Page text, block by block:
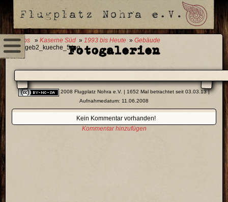
0 Fotos » Kaserne Süd » 1993 bis Heute » Gebäude
02» geb2_kueche_5.jpgFotogalerien
2008 Flugplatz Nohra e.V. | 1652 Mal betrachtet seit 03.03.13 |
Aufnahmedatum: 11.06.2008
Kein Kommentar vorhanden!
Kommentar hinzufügen